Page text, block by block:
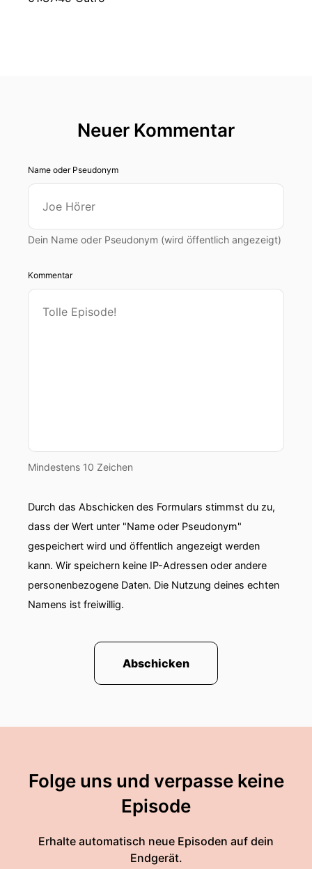
Neuer Kommentar
Name oder Pseudonym
Dein Name oder Pseudonym (wird öffentlich angezeigt)
Kommentar
Mindestens 10 Zeichen
Durch das Abschicken des Formulars stimmst du zu,
dass der Wert unter "Name oder Pseudonym"
gespeichert wird und öffentlich angezeigt werden
kann. Wir speichern keine IP-Adressen oder andere
personenbezogene Daten. Die Nutzung deines echten
Namens ist freiwillig.
Abschicken
Folge uns und verpasse keine
Episode
Erhalte automatisch neue Episoden auf dein
Endgerät.